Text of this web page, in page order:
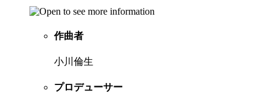
作曲者
小川倫生
プロデューサー